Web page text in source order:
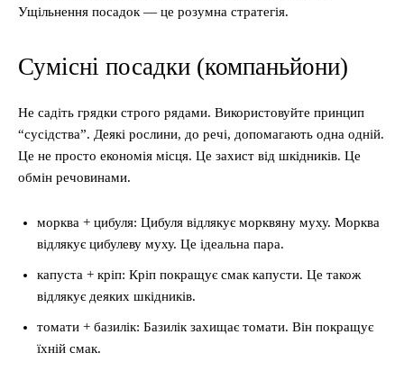
Ущільнення посадок — це розумна стратегія.
Сумісні посадки (компаньйони)
Не садіть грядки строго рядами. Використовуйте принцип
“сусідства”. Деякі рослини, до речі, допомагають одна одній.
Це не просто економія місця. Це захист від шкідників. Це
обмін речовинами.
морква + цибуля: Цибуля відлякує морквяну муху. Морква
відлякує цибулеву муху. Це ідеальна пара.
капуста + кріп: Кріп покращує смак капусти. Це також
відлякує деяких шкідників.
томати + базилік: Базилік захищає томати. Він покращує
їхній смак.